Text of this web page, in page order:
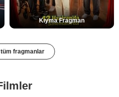
Kıyma Fragman
tüm fragmanlar